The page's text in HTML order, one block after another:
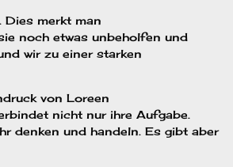
Dies merkt man
noch etwas unbeholfen und
wir zu einer starken
von Loreen
nicht nur ihre Aufgabe.
denken und handeln. Es gibt aber